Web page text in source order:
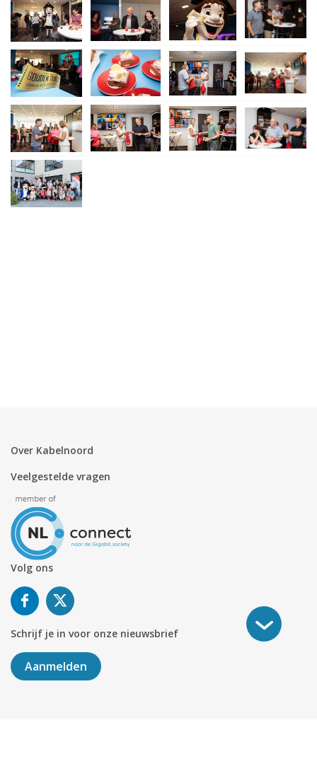
Over Kabelnoord
Veelgestelde vragen
Volg ons
Schrijf je in voor onze nieuwsbrief
Aanmelden